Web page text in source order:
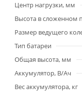
Центр нагрузки, мм
Высота в сложенном
Размер ведущего
Тип батареи
Общая высота, мм
Аккумулятор, В/Ач
Вес аккумулятора, кг